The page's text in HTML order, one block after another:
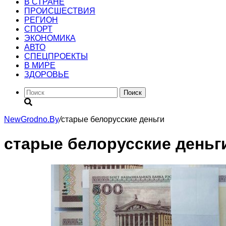
В СТРАНЕ
ПРОИСШЕСТВИЯ
РЕГИОН
CПОРТ
ЭКОНОМИКА
АВТО
СПЕЦПРОЕКТЫ
В МИРЕ
ЗДОРОВЬЕ
Поиск
NewGrodno.By/старые белорусские деньги
старые белорусские